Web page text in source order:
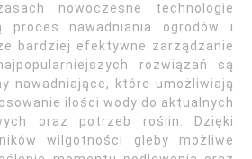
nowoczesne technologie
proces nawadniania ogrodów i
bardziej efektywne zarządzanie
rozwiązań są
nawadniające, które umożliwiają
ilości wody do aktualnych
oraz potrzeb roślin. Dzięki
wilgotności gleby możliwe